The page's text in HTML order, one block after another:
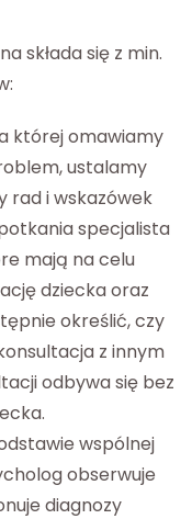
składa się z min.
której omawiamy
ustalamy
rad i wskazówek
specjalista
mają na celu
dziecka oraz
określić, czy
z innym
odbywa się bez
wspólnej
obserwuje
diagnozy